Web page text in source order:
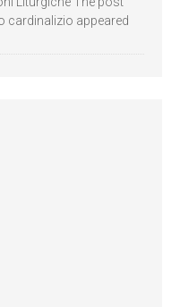
cardinalizio appeared